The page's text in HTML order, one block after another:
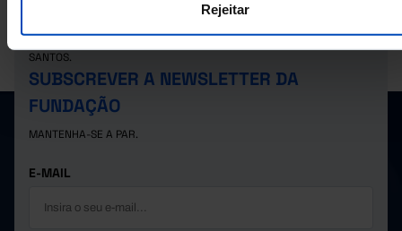
Rejeitar
SANTOS.
SUBSCREVER A NEWSLETTER DA
FUNDAÇÃO
MANTENHA-SE A PAR.
E-MAIL